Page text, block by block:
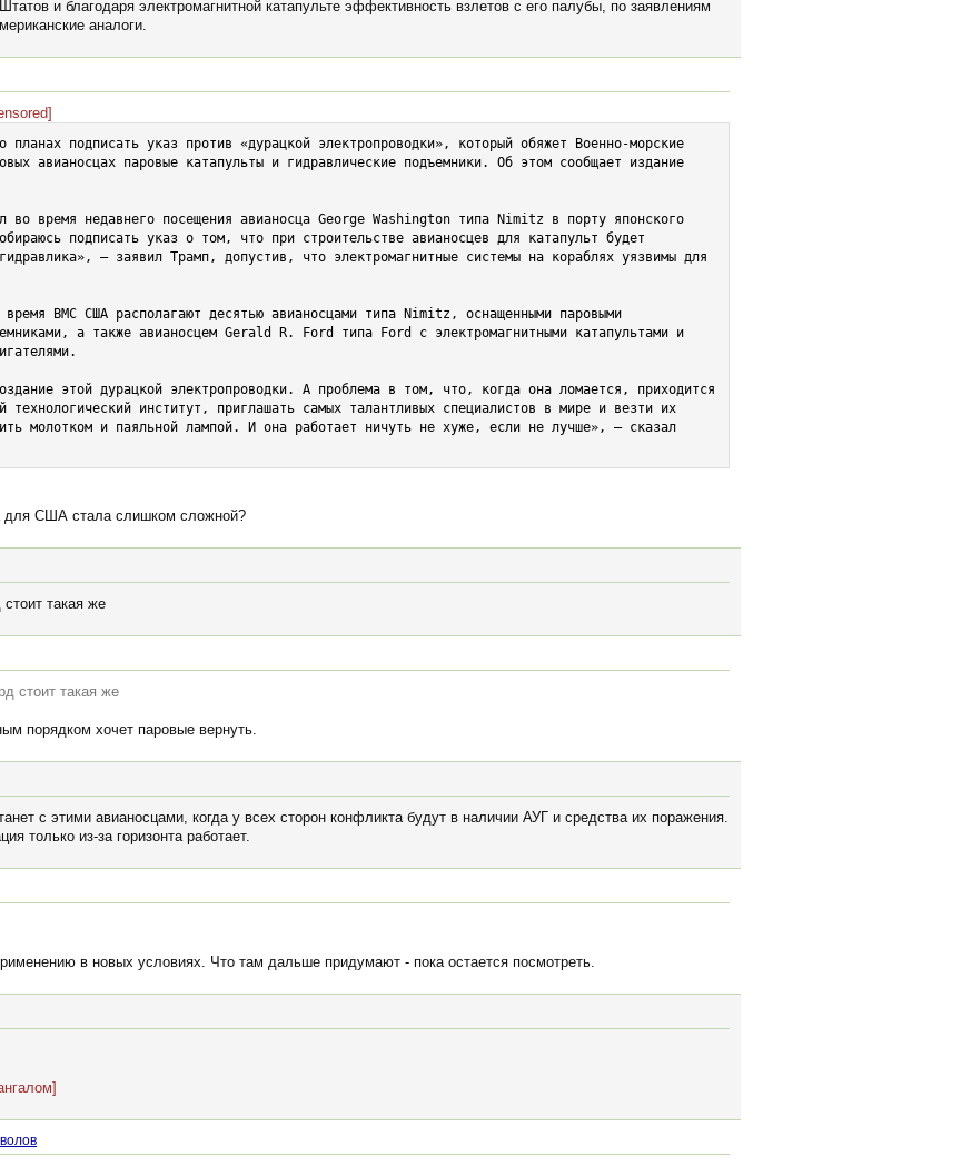
и благодаря электромагнитной катапульте эффективность взлетов с его палубы, по заявлениям
аналоги.
планах подписать указ против «дурацкой электропроводки», который обяжет Военно-морские
авианосцах паровые катапульты и гидравлические подъемники. Об этом сообщает издание
во время недавнего посещения авианосца George Washington типа Nimitz в порту японского
подписать указ о том, что при строительстве авианосцев для катапульт будет
— заявил Трамп, допустив, что электромагнитные системы на кораблях уязвимы для
ВМС США располагают десятью авианосцами типа Nimitz, оснащенными паровыми
а также авианосцем Gerald R. Ford типа Ford с электромагнитными катапультами и
этой дурацкой электропроводки. А проблема в том, что, когда она ломается, приходится
технологический институт, приглашать самых талантливых специалистов в мире и везти их
молотком и паяльной лампой. И она работает ничуть не хуже, если не лучше», — сказал
для США стала слишком сложной?
такая же
стоит такая же
порядком хочет паровые вернуть.
с этими авианосцами, когда у всех сторон конфликта будут в наличии АУГ и средства их поражения.
только из-за горизонта работает.
в новых условиях. Что там дальше придумают - пока остается посмотреть.